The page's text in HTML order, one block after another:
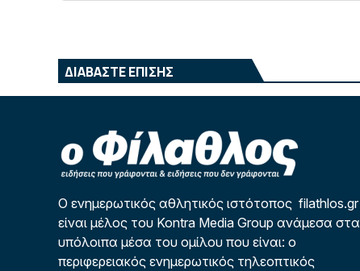
ΔΙΑΒΑΣΤΕ ΕΠΙΣΗΣ
Ο ενημερωτικός αθλητικός ιστότοπος filathlos.gr
είναι μέλος του Kontra Media Group ανάμεσα στα
υπόλοιπα μέσα του ομίλου που είναι: ο
περιφερειακός ενημερωτικός τηλεοπτικός